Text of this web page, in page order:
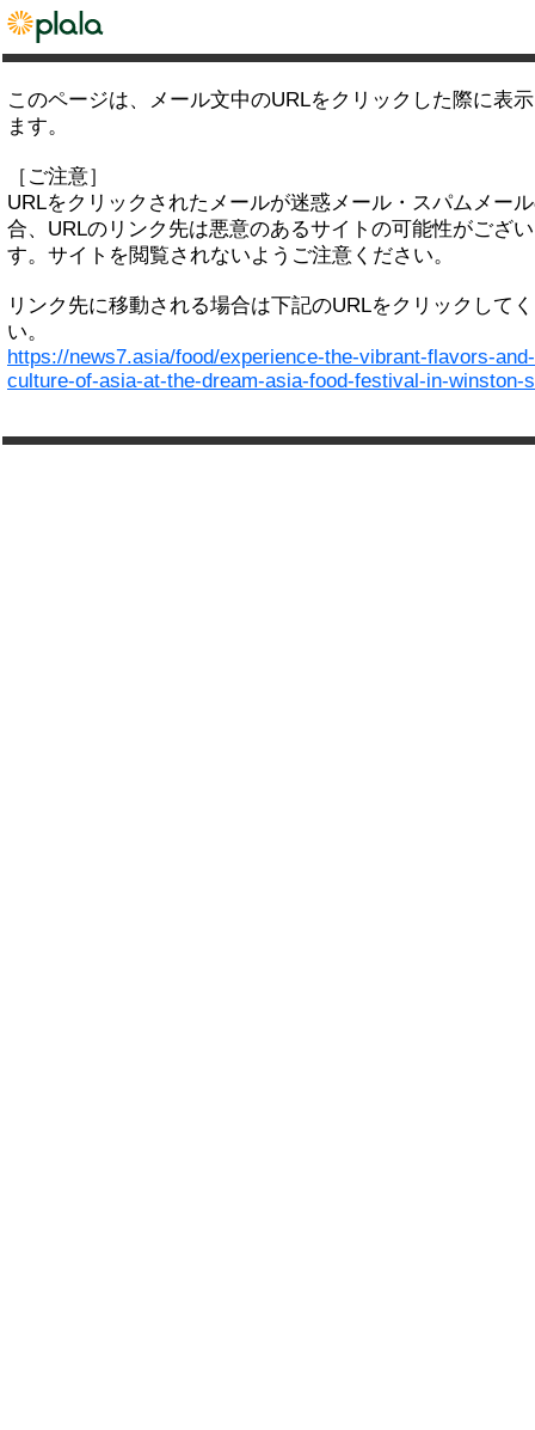
このページは、メール文中のURLをクリックした際に表
ます。
［ご注意］
URLをクリックされたメールが迷惑メール・スパムメー
合、URLのリンク先は悪意のあるサイトの可能性がござ
す。サイトを閲覧されないようご注意ください。
リンク先に移動される場合は下記のURLをクリックして
い。
https://news7.asia/food/experience-the-vibrant-flavors-
culture-of-asia-at-the-dream-asia-food-festival-in-winston-